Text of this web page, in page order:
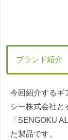
ブランド紹介
今回紹介するギ
シー株式会社と
「SENGOKU
た製品です。